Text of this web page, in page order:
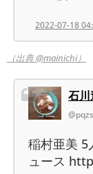
2022-07-18
（出典 @mainichi）
石
稲村亜美 5
ュース